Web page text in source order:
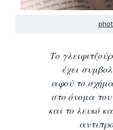
Το
έχει
αφού το
στο όνομα του
και το λευκό